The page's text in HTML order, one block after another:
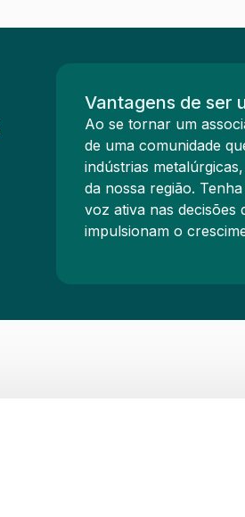
Vantagens de ser
Ao se tornar um
de uma comunidade
indústrias
da nossa região.
voz ativa nas decisões
impulsionam o